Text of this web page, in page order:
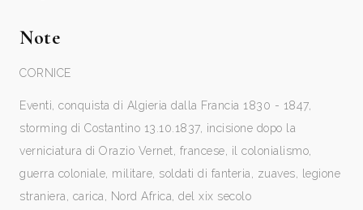
Note
CORNICE
Eventi, conquista di Algieria dalla Francia 1830 - 1847,
storming di Costantino 13.10.1837, incisione dopo la
verniciatura di Orazio Vernet, francese, il colonialismo,
guerra coloniale, militare, soldati di fanteria, zuaves, legione
straniera, carica, Nord Africa, del xix secolo